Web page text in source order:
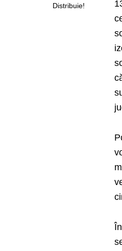
Distribuie!